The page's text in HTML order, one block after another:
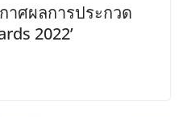
าศผลการประกวด
2022’